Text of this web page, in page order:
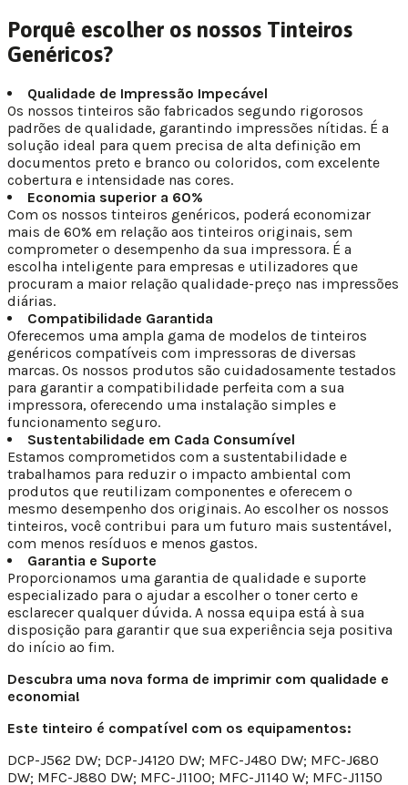
Porquê escolher os nossos Tinteiros
Genéricos?
Qualidade de Impressão Impecável
Os nossos tinteiros são fabricados segundo rigorosos
padrões de qualidade, garantindo impressões nítidas. É a
solução ideal para quem precisa de alta definição em
documentos preto e branco ou coloridos, com excelente
cobertura e intensidade nas cores.
Economia superior a 60%
Com os nossos tinteiros genéricos, poderá economizar
mais de 60% em relação aos tinteiros originais, sem
comprometer o desempenho da sua impressora. É a
escolha inteligente para empresas e utilizadores que
procuram a maior relação qualidade-preço nas impressões
diárias.
Compatibilidade Garantida
Oferecemos uma ampla gama de modelos de tinteiros
genéricos compatíveis com impressoras de diversas
marcas. Os nossos produtos são cuidadosamente testados
para garantir a compatibilidade perfeita com a sua
impressora, oferecendo uma instalação simples e
funcionamento seguro.
Sustentabilidade em Cada Consumível
Estamos comprometidos com a sustentabilidade e
trabalhamos para reduzir o impacto ambiental com
produtos que reutilizam componentes e oferecem o
mesmo desempenho dos originais. Ao escolher os nossos
tinteiros, você contribui para um futuro mais sustentável,
com menos resíduos e menos gastos.
Garantia e Suporte
Proporcionamos uma garantia de qualidade e suporte
especializado para o ajudar a escolher o toner certo e
esclarecer qualquer dúvida. A nossa equipa está à sua
disposição para garantir que sua experiência seja positiva
do início ao fim.
Descubra uma nova forma de imprimir com qualidade e
economia!
Este tinteiro é compatível com os equipamentos:
DCP-J562 DW; DCP-J4120 DW; MFC-J480 DW; MFC-J680
DW; MFC-J880 DW; MFC-J1100; MFC-J1140 W; MFC-J1150